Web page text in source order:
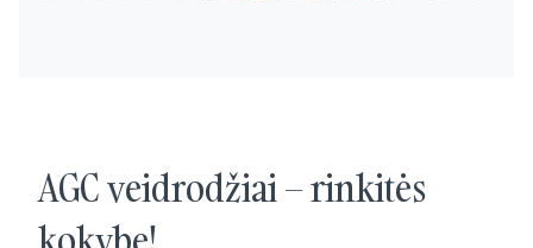
AGC veidrodžiai – rinkitės